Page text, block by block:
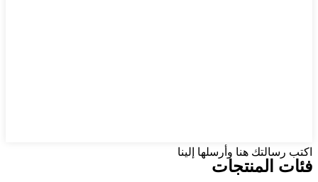
اكتب رسالتك هنا وأرسلها إلينا
فئات المنتجات